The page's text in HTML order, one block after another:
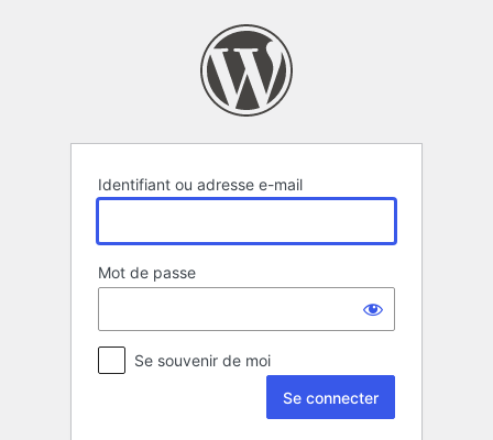
Identifiant ou adresse e-mail
Mot de passe
Se souvenir de moi